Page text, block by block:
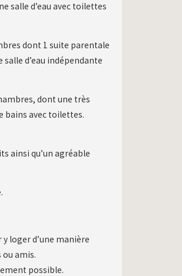
salle d’eau avec toilettes
dont 1 suite parentale
salle d’eau indépendante
dont une très
bains avec toilettes.
ainsi qu’un agréable
loger d’une manière
amis.
possible.